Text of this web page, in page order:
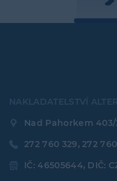
NAKLADATELSTVÍ ALTER
Nad Pahorkem 403/
272 760 329, 272
IČ: 46505644, DIČ: